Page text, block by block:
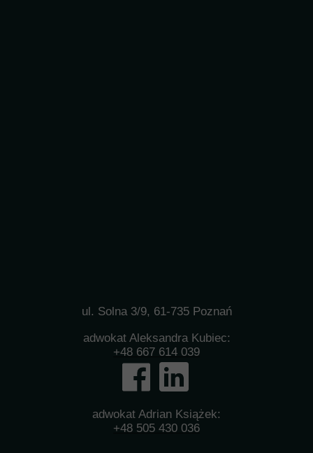
adwokat Aleksandra Kubiec:
+48 667 614 039
ul. Solna 3/9, 61-735 Poznań
adwokat Adrian Książek:
+48 505 430 036